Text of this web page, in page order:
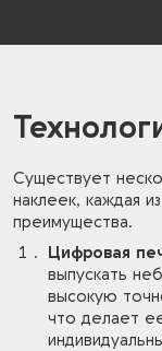
Существует
наклеек, каждая
преимущества.
Цифровая
выпускать
высокую
что делает